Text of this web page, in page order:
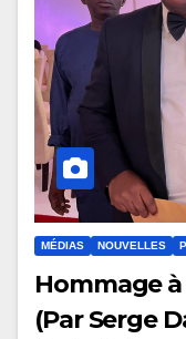
MÉDIAS NOUVELLES
Hommage
(Par Serge